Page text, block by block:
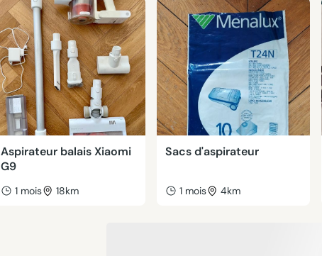
Aspirateur balais Xiaomi
G9
1 mois 18km
Sacs d'aspirateur
1 mois 4km